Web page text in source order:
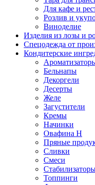
Для кафе и
Розлив и
Виноделие
Изделия из лозы и
Спецодежда от
Кондитерские
Бельнапы
Декоргели
Десерты
Желe
Загустители
Кремы
Начинки
Овафина Н
Пряные
Сливки
Смеси
Топпинги